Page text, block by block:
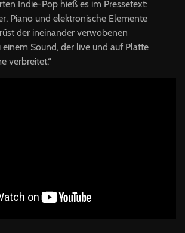
Indie-Pop hieß es im Pressetext:
Piano und elektronische Elemente
der ineinander verwobenen
Sound, der live und auf Platte
verbreitet.“